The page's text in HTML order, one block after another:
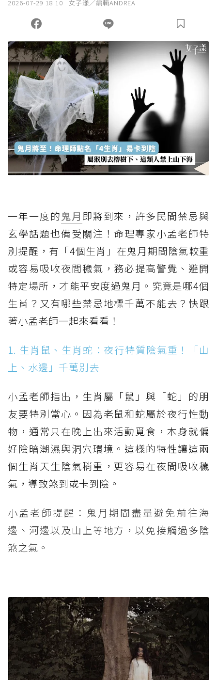
您當前剩餘 U 利點數：0點；前往 購買點數
2026-07-29 18:10 女子漾／編輯ANDREA
一年一度的鬼月 即將到來，許多民間禁忌與
玄學話題也備受關注！命理專家小孟老師特
別提醒，有「4個生肖」在鬼月期間陰氣較重
或容易吸收夜間穢氣，務必提高警覺、避開
特定場所，才能平安度過鬼月。究竟是哪4個
生肖？又有哪些禁忌地標千萬不能去？快跟
著小孟老師一起來看看！
1. 生肖鼠、生肖蛇：夜行特質陰氣重！「山
上、水邊」千萬別去
小孟老師指出，生肖屬「鼠」與「蛇」的朋
友要特別當心。因為老鼠和蛇屬於夜行性動
物，通常只在晚上出來活動覓食，本身就偏
好陰暗潮濕與洞穴環境。這樣的特性讓這兩
個生肖天生陰氣稍重，更容易在夜間吸收穢
氣，導致煞到或卡到陰。
小孟老師提醒：鬼月期間盡量避免前往海
邊、河邊以及山上等地方，以免接觸過多陰
煞之氣。